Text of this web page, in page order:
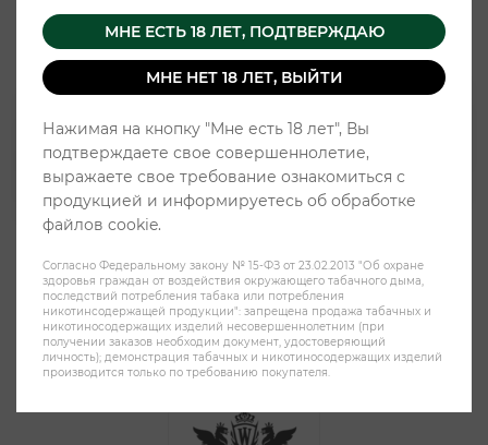
ARQA 150mg - Холодный
энергетик (30 никпаков)
МНЕ ЕСТЬ 18 ЛЕТ, ПОДТВЕРЖДАЮ
МНЕ НЕТ 18 ЛЕТ, ВЫЙТИ
Нажимая на кнопку "Мне есть 18 лет", Вы
подтверждаете свое совершеннолетие,
выражаете свое требование ознакомиться с
продукцией и информируетесь об обработке
файлов cookie.
Согласно Федеральному закону № 15-ФЗ от 23.02.2013 "Об охране
здоровья граждан от воздействия окружающего табачного дыма,
последствий потребления табака или потребления
никотинсодержащей продукции": запрещена продажа табачных и
никотиносодержащих изделий несовершеннолетним (при
получении заказов необходим документ, удостоверяющий
личность); демонстрация табачных и никотиносодержащих изделий
производится только по требованию покупателя.